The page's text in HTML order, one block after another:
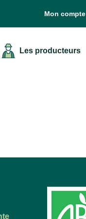
Mon compte
Les producteurs